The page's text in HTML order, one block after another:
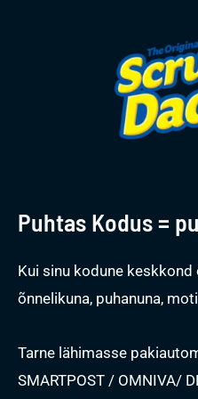
Puhtas Kodus =
Kui sinu kodune keskkond
õnnelikuna, puhanuna,
Tarne lähimasse
SMARTPOST / OMNIVA/